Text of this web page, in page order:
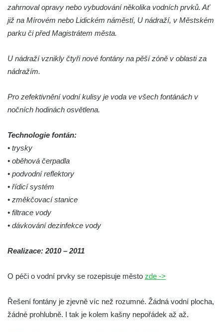
Kamenná kašna na styku tří CHKO v České
Kamenici
Věžová studna na náměstí Míru v Bochově
Kašna na náměstí Míru v Bochově
Kašna na čestném dvoře zámku v
Kašna s reliéfem v Knížecí zahradě v
Duchcově
Kašna u sochy svatého Jakuba della Marca
u kláštera v Hejnicích
Fontána na náměstí E. Beneše v Milevsku
Kašna na Masarykově náměstí v Polici nad
Metují
Teplicích před budovou Kamenných lázní
Fontána u Městského úřadu v Tanvaldu
Fontána před zámkem Nový Berštejn
zahrnoval opravy nebo vybudování několika vodních prvků. Ať
již na Mírovém nebo Lidickém náměstí, U nádraží, v Městském
parku či před Magistrátem města.
U nádraží vznikly čtyři nové fontány na pěší zóně v oblasti za
nádražím.
Pro zefektivnění vodní kulisy je voda ve všech fontánách v
nočních hodinách osvětlena.
Technologie fontán:
• trysky
• oběhová čerpadla
• podvodní reflektory
• řídicí systém
• změkčovací stanice
• filtrace vody
• dávkování dezinfekce vody
Realizace: 2010 – 2011
O péči o vodní prvky se rozepisuje město zde ->
Řešení fontány je zjevně víc než rozumné. Žádná vodní plocha,
žádné prohlubně. I tak je kolem kašny nepořádek až až.